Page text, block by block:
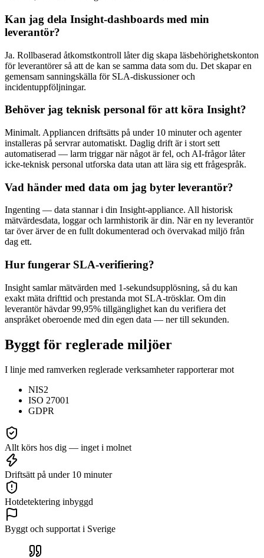
Kan jag dela Insight-dashboards med min
leverantör?
Ja. Rollbaserad åtkomstkontroll låter dig skapa läsbehörighetskonton
för leverantörer så att de kan se samma data som du. Det skapar en
gemensam sanningskälla för SLA-diskussioner och
incidentuppföljningar.
Behöver jag teknisk personal för att köra Insight?
Minimalt. Appliancen driftsätts på under 10 minuter och agenter
installeras på servrar automatiskt. Daglig drift är i stort sett
automatiserad — larm triggar när något är fel, och AI-frågor låter
icke-teknisk personal utforska data utan att lära sig ett frågespråk.
Vad händer med data om jag byter leverantör?
Ingenting — data stannar i din Insight-appliance. All historisk
mätvärdesdata, loggar och larmhistorik är din. När en ny leverantör
tar över ärver de en fullt dokumenterad och övervakad miljö från
dag ett.
Hur fungerar SLA-verifiering?
Insight samlar mätvärden med 1-sekundsupplösning, så du kan
exakt mäta drifttid och prestanda mot SLA-trösklar. Om din
leverantör hävdar 99,95% tillgänglighet kan du verifiera det
anspråket oberoende med din egen data — ner till sekunden.
Byggt för reglerade miljöer
I linje med ramverken reglerade verksamheter rapporterar mot
NIS2
ISO 27001
GDPR
Allt körs hos dig — inget i molnet
Driftsätt på under 10 minuter
Hotdetektering inbyggd
Byggt och supportat i Sverige